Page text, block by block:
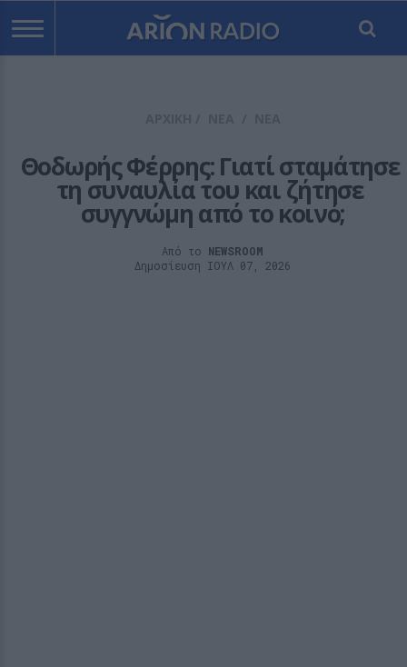
Θοδωρής Φέρρης: Γιατί σταμάτησε
τη συναυλία του και ζήτησε
συγγνώμη από το κοινό;
Από το NEWSROOM
Δημοσίευση ΙΟΥΛ 07, 2026